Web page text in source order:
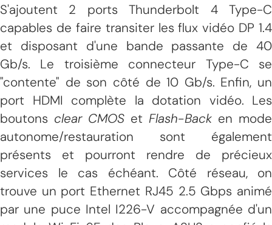
S'ajoutent 2 ports Thunderbolt 4 Type-C
capables de faire transiter les flux vidéo DP 1.4
et disposant d'une bande passante de 40
Gb/s. Le troisième connecteur Type-C se
"contente" de son côté de 10 Gb/s. Enfin, un
port HDMI complète la dotation vidéo. Les
boutons clear CMOS et Flash-Back en mode
autonome/restauration sont également
présents et pourront rendre de précieux
services le cas échéant. Côté réseau, on
trouve un port Ethernet RJ45 2.5 Gbps animé
par une puce Intel I226-V accompagnée d'un